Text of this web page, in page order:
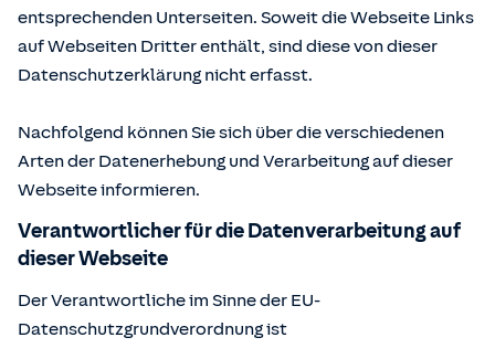
entsprechenden Unterseiten. Soweit die Webseite Links
auf Webseiten Dritter enthält, sind diese von dieser
Datenschutzerklärung nicht erfasst.
Nachfolgend können Sie sich über die verschiedenen
Arten der Datenerhebung und Verarbeitung auf dieser
Webseite informieren.
Verantwortlicher für die Datenverarbeitung auf
dieser Webseite
Der Verantwortliche im Sinne der EU-
Datenschutzgrundverordnung ist